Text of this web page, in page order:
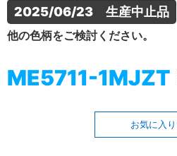
2025/06/23　生産中止品
他の色柄をご検討ください。
ME5711-1MJZT
お気に入り